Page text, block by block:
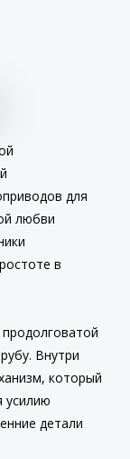
для
любви
в
Внутри
который
усилию
детали